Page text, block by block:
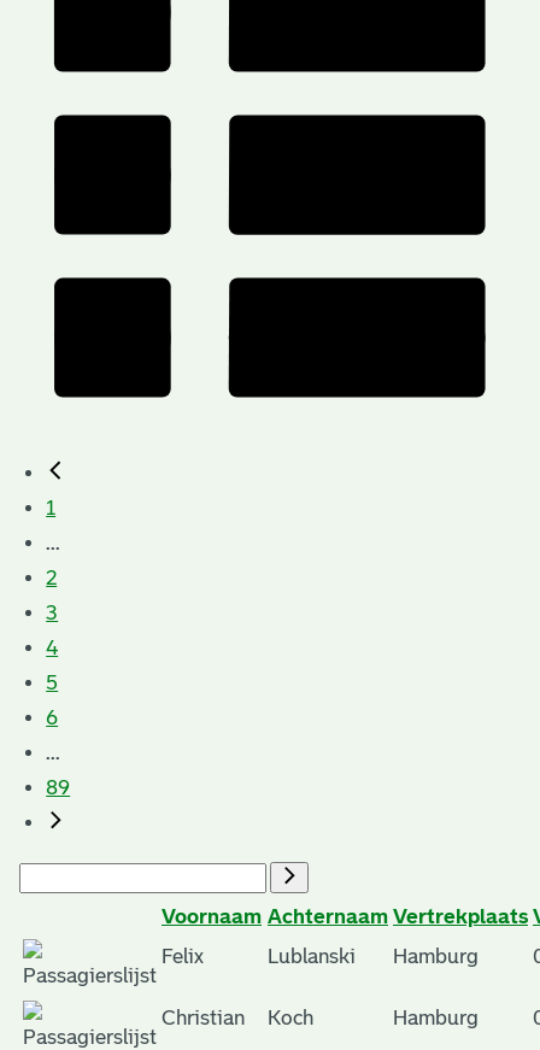
1
...
2
3
4
5
6
...
89
Voornaam Achternaam Vertrekplaats
Felix
Lublanski Hamburg
Christian Koch Hamburg